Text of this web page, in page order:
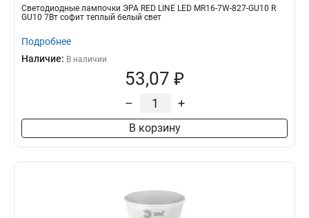
Светодиодные лампочки ЭРА RED LINE LED MR16-7W-827-GU10 R
GU10 7Вт софит теплый белый свет
Подробнее
Наличие: В наличии
53,07 ₽
– +
В корзину